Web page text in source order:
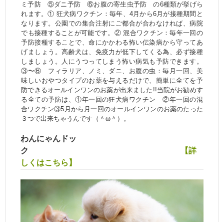
ミ予防 ⑤ダニ予防 ⑥お腹の寄生虫予防 の6種類が挙げら
れます。① 狂犬病ワクチン：毎年、4月から6月が接種期間と
なります。公園での集合注射にご都合が合わなければ、病院
でも接種することが可能です。② 混合ワクチン：毎年一回の
予防接種することで、命にかかわる怖い伝染病から守ってあ
げましょう。高齢犬は、免疫力が低下してくる為、必ず接種
しましょう。人にうつってしまう怖い病気も予防できます。
③〜⑥ フィラリア、ノミ、ダニ、お腹の虫：毎月一回、美
味しいおやつタイプのお薬を与えるだけで、簡単に全てを予
防できるオールインワンのお薬が出来ました!!当院がお勧めす
る全ての予防は、①年一回の狂犬病ワクチン ②年一回の混
合ワクチン③5月から月一回のオールインワンのお薬のたった
３つで出来ちゃうんです（＾ω＾）。
わんにゃんドッ
ク
【詳
しくはこちら】